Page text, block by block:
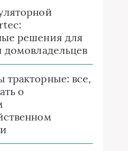
решения для
домовладельцев
тракторные: все,
о